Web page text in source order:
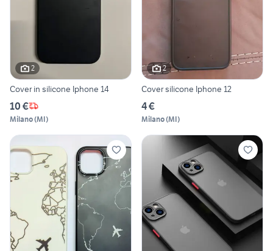
2
Cover in silicone Iphone 14
10 €
Milano(MI)
2
Cover silicone Iphone 12
4 €
Milano(MI)